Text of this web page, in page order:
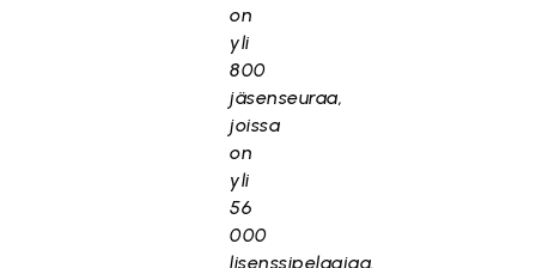
on
yli
800
jäsenseuraa,
joissa
on
yli
56
000
lisenssipelaajaa.